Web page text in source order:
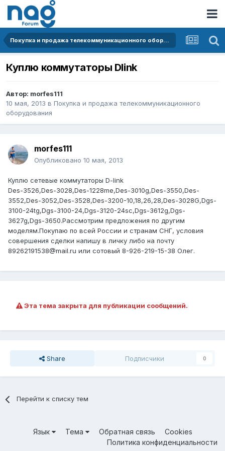
Покупка и продажа телекоммуникационного оборудования
Куплю коммутаторы Dlink
Автор: morfes111
10 мая, 2013 в Покупка и продажа телекоммуникационного
оборудования
morfes111
Опубликовано 10 мая, 2013
Куплю сетевые коммутаторы D-link
Des-3526,Des-3028,Des-1228me,Des-3010g,Des-3550,Des-
3552,Des-3052,Des-3528,Des-3200-10,18,26,28,Des-3028G,Dgs-
3100-24tg,Dgs-3100-24,Dgs-3120-24sc,Dgs-3612g,Dgs-
3627g,Dgs-3650.Рассмотрим предложения по другим
моделям.Покупаю по всей России и странам СНГ, условия
совершения сделки напишу в личку либо на почту
89262191538@mail.ru или сотовый 8-926-219-15-38 Олег.
Эта тема закрыта для публикации сообщений.
Share Подписчики 0
Перейти к списку тем
Язык Тема Обратная связь
Cookies
Политика конфиденциальности